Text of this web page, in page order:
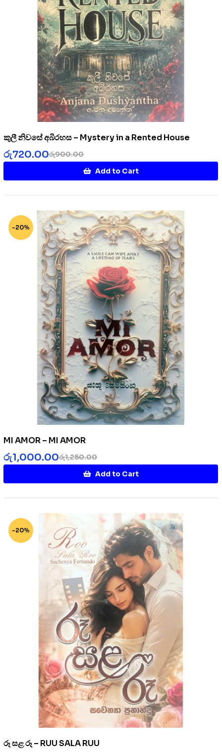
කුලී නිවසේ අබිරහස – Mystery in a Rented House
රු900.00
රු720.00
Add to Cart
-20%
MI AMOR – MI AMOR
රු1,250.00
රු1,000.00
Add to Cart
-20%
රූ සළ රූ – RUU SALA RUU